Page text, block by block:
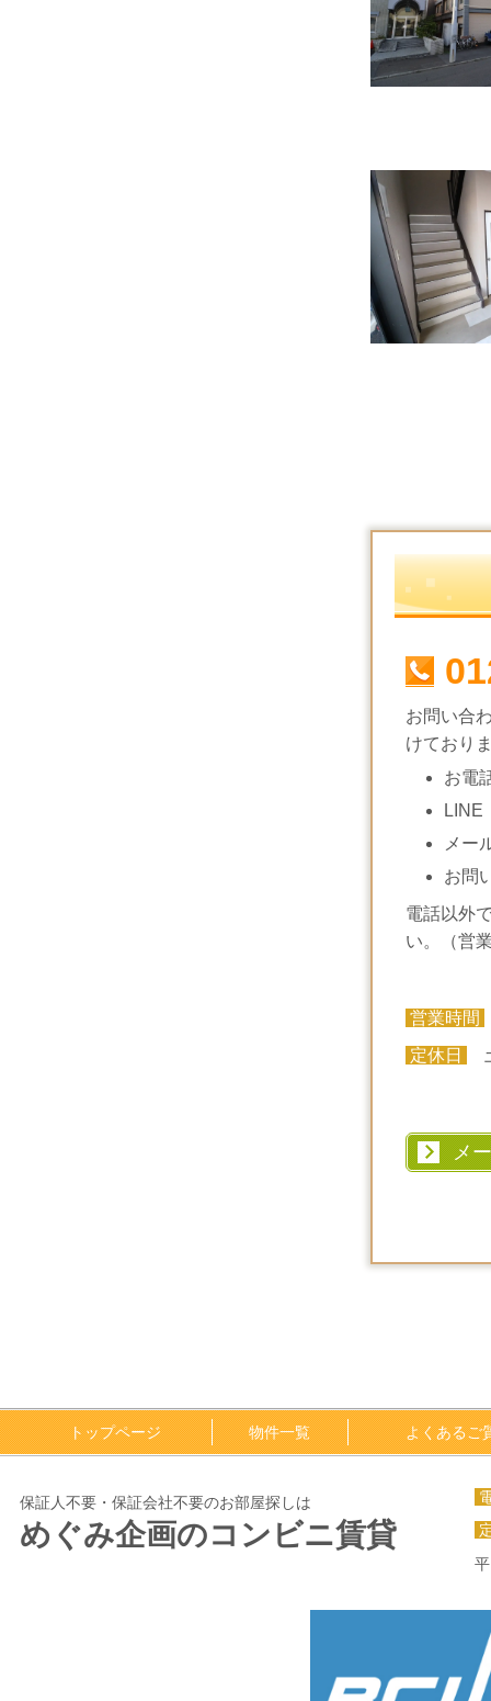
お問い合
けており
お電
LINE
メー
お問
電話以外
い。（営
営業時間
定休日
メ
トップページ 物件一覧 よくあるご
保証人不要・保証会社不要のお部屋探しは
めぐみ企画のコンビニ賃貸